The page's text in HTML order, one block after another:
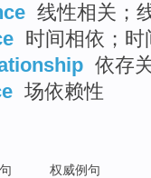
线性相关；
时间相依；时
依存
场依赖性
权威例句